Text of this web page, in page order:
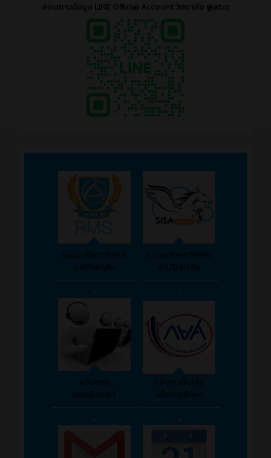
สอบถามข้อมูล LINE Official Account วิทยาลัย @atcc
ระบบบริหารจัดการ
งานวิทยาลัย
ระบบบริหารจัดการ
งานวิทยาลัย
--------------------
-
-------------------
-
แจ้งซ่อม
คอมพิวเตอร์
กองทุนเงินให้กู้
เพื่อการศึกษา
--------------------
-
-------------------
-